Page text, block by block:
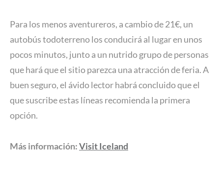
Para los menos aventureros, a cambio de 21€, un
autobús todoterreno los conducirá al lugar en unos
pocos minutos, junto a un nutrido grupo de personas
que hará que el sitio parezca una atracción de feria. A
buen seguro, el ávido lector habrá concluido que el
que suscribe estas líneas recomienda la primera
opción.
Más información:Visit Iceland